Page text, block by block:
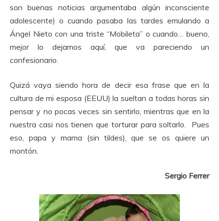
son buenas noticias argumentaba algún inconsciente
adolescente) o cuando pasaba las tardes emulando a
Ángel Nieto con una triste “Mobileta” o cuando… bueno,
mejor lo dejamos aquí, que va pareciendo un
confesionario.
Quizá vaya siendo hora de decir esa frase que en la
cultura de mi esposa (EEUU) la sueltan a todas horas sin
pensar y no pocas veces sin sentirlo, mientras que en la
nuestra casi nos tienen que torturar para soltarlo. Pues
eso, papa y mama (sin tildes), que se os quiere un
montón.
Sergio Ferrer